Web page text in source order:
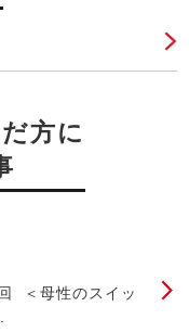
方に
＜母性のスイッ